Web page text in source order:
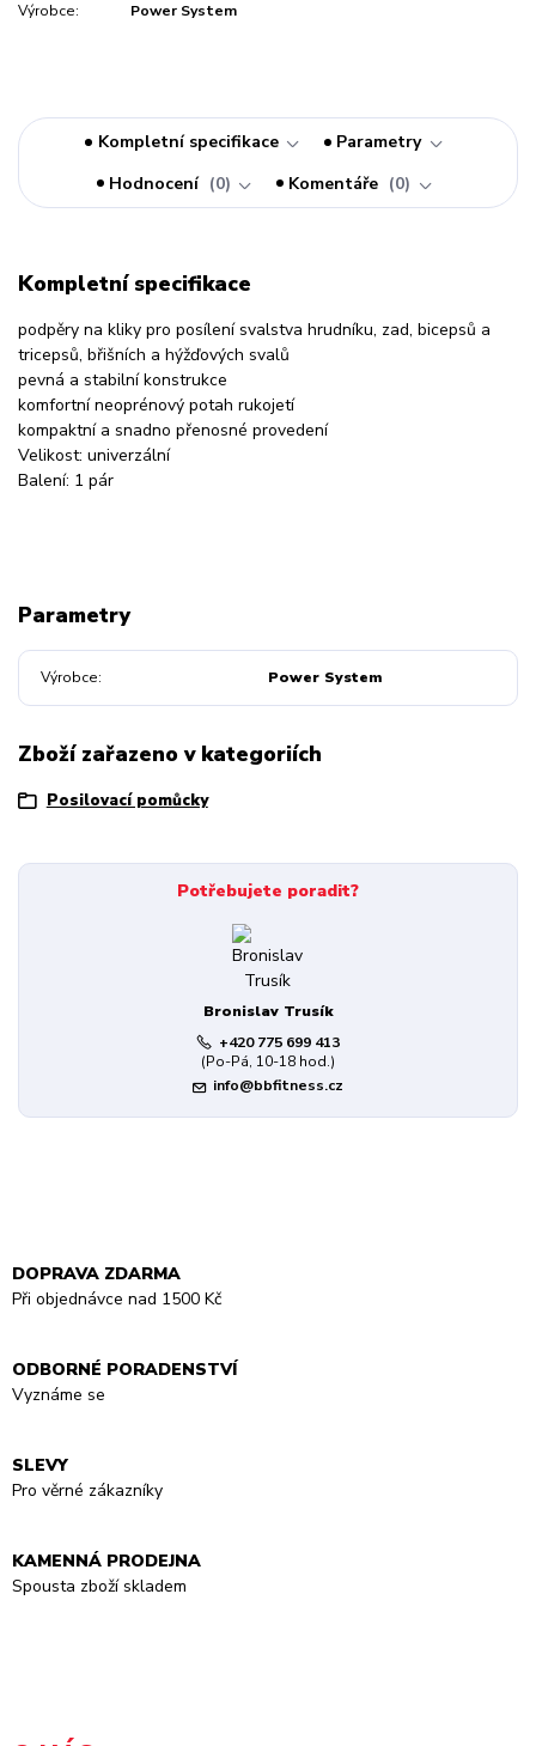
Výrobce:
Power System
Kompletní specifikace
Parametry
Hodnocení
0 Komentáře 0
Kompletní specifikace
podpěry na kliky pro posílení svalstva hrudníku, zad, bicepsů a
tricepsů, břišních a hýžďových svalů
pevná a stabilní konstrukce
komfortní neoprénový potah rukojetí
kompaktní a snadno přenosné provedení
Velikost: univerzální
Balení: 1 pár
Parametry
Výrobce Power System
Zboží zařazeno v kategoriích
Posilovací pomůcky
Potřebujete poradit?
Bronislav Trusík
+420 775 699 413
(Po-Pá, 10-18 hod.)
info@bbfitness.cz
DOPRAVA ZDARMA
Při objednávce nad 1500 Kč
ODBORNÉ PORADENSTVÍ
Vyznáme se
SLEVY
Pro věrné zákazníky
KAMENNÁ PRODEJNA
Spousta zboží skladem